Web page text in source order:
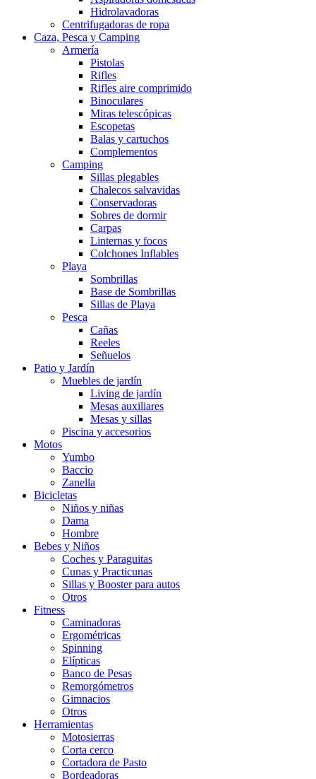
Hidrolavadoras
Centrifugadoras de ropa
Caza, Pesca y Camping
Armería
Pistolas
Rifles
Rifles aire comprimido
Binoculares
Miras telescópicas
Escopetas
Balas y cartuchos
Complementos
Camping
Sillas plegables
Chalecos salvavidas
Conservadoras
Sobres de dormir
Carpas
Linternas y focos
Colchones Inflables
Playa
Sombrillas
Base de Sombrillas
Sillas de Playa
Pesca
Cañas
Reeles
Señuelos
Patio y Jardín
Muebles de jardín
Living de jardín
Mesas auxiliares
Mesas y sillas
Piscina y accesorios
Motos
Yumbo
Baccio
Zanella
Bicicletas
Niños y niñas
Dama
Hombre
Bebes y Niños
Coches y Paraguitas
Cunas y Practicunas
Sillas y Booster para autos
Otros
Fitness
Caminadoras
Ergométricas
Spinning
Elípticas
Banco de Pesas
Remorgómetros
Gimnacios
Otros
Herramientas
Motosierras
Corta cerco
Cortadora de Pasto
Bordeadoras